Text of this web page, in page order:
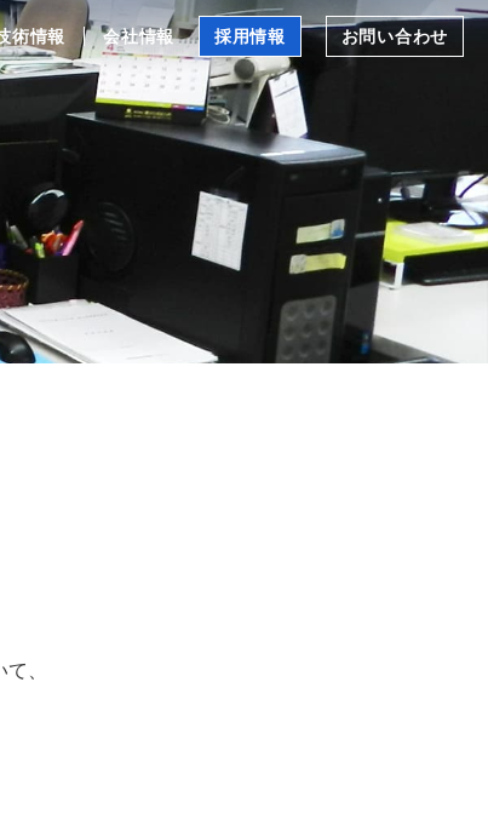
術情報 会社情報 採用情報 お問い合わせ
、